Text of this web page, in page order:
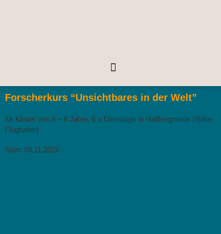
Forscherkurs “Unsichtbares in der Welt”
für Kinder von 6 – 8 Jahre, 6 x Dienstags in Hallbergmoos (Nähe
Flughafen)
Start: 08.11.2022